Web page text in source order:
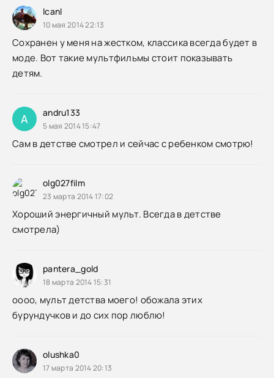
lcanl
10 мая 2014 22:13
Сохранен у меня на жестком, классика всегда будет в
моде. Вот такие мультфильмы стоит показывать
детям.
A andru133
5 мая 2014 15:47
Сам в детстве смотрел и сейчас с ребенком смотрю!
olg027film
23 марта 2014 17:02
Хороший энергичный мульт. Всегда в детстве
смотрела)
pantera_gold
18 марта 2014 15:31
оооо, мульт детства моего! обожала этих
бурундучков и до сих пор люблю!
olushka0
17 марта 2014 20:13